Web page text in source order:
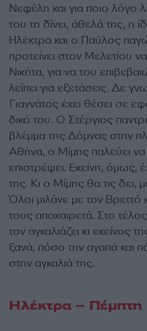
Νεφέλη και για ποιο λόγο
του τη δίνει, άθελά της, η
Ηλέκτρα και ο Παύλος
προτείνει στον Μελετίου
Νικήτα, για να του
λείπει για εξετάσεις. Δε
Γιαννάτος έχει θέσει σε
δικό του. Ο Στέργιος
βλέμμα της Δόμνας στην
Αθήνα, ο Μίμης παλεύει
επιστρέψει. Εκείνη, όμως,
της. Κι ο Μίμης θα τις δει,
Όλοι μιλάνε με τον Βρεττό
τους αποχαιρετά. Στο
τον αγκαλιάζει κι εκείνος
ξανά, πόσο την αγαπά και
στην αγκαλιά της.
Ηλέκτρα – Πέμπτη